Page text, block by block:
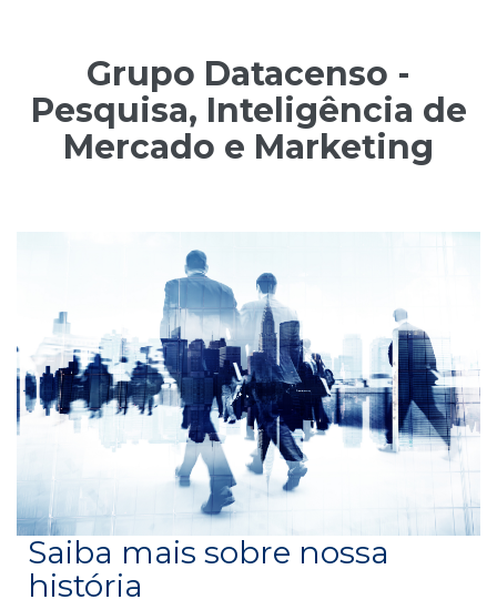
Grupo Datacenso -
Pesquisa, Inteligência de
Mercado e Marketing
Saiba mais sobre nossa
história